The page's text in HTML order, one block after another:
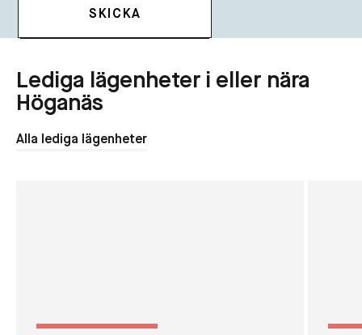
Lediga lägenheter i eller nära
Höganäs
Alla lediga lägenheter